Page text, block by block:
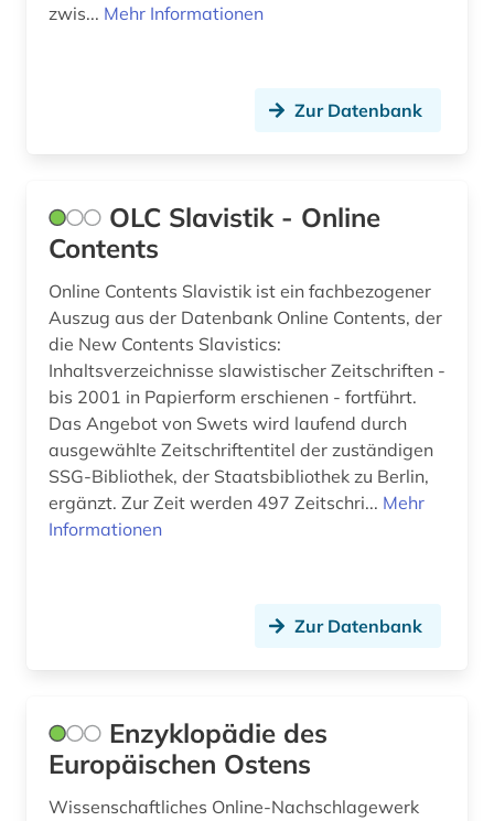
südosteuropa (8)
tschechische republik (1)
unselbständige karte (1)
valenz <linguistik> (1)
verb (1)
verwaltung (1)
widerstand (1)
wiener zeitung (1)
österreich-ungarn (3)
zwis... Mehr Informationen
Zur Datenbank
OLC Slavistik - Online
Contents
Online Contents Slavistik ist ein fachbezogener
Auszug aus der Datenbank Online Contents, der
die New Contents Slavistics:
Inhaltsverzeichnisse slawistischer Zeitschriften -
bis 2001 in Papierform erschienen - fortführt.
Das Angebot von Swets wird laufend durch
ausgewählte Zeitschriftentitel der zuständigen
SSG-Bibliothek, der Staatsbibliothek zu Berlin,
ergänzt. Zur Zeit werden 497 Zeitschri... Mehr
Informationen
Zur Datenbank
Enzyklopädie des
Europäischen Ostens
Wissenschaftliches Online-Nachschlagewerk